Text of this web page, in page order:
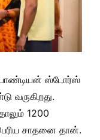
பாண்டியன் ஸ்டோர்ஸ்
வருகிறது.
1200
சாதனை தான்.